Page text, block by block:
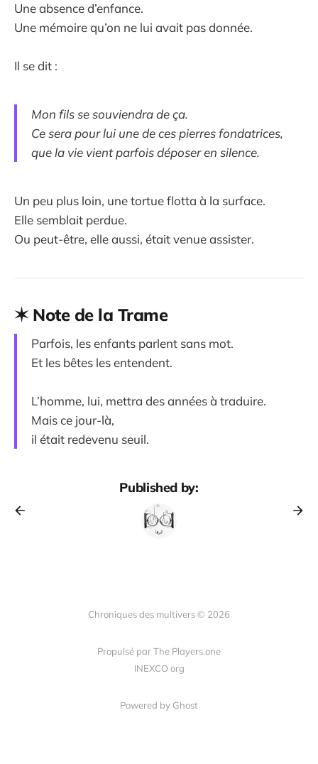
Une absence d’enfance.
Une mémoire qu’on ne lui avait pas donnée.
Il se dit :
Mon fils se souviendra de ça.
Ce sera pour lui une de ces pierres fondatrices,
que la vie vient parfois déposer en silence.
Un peu plus loin, une tortue flotta à la surface.
Elle semblait perdue.
Ou peut-être, elle aussi, était venue assister.
✶ Note de la Trame
Parfois, les enfants parlent sans mot.
Et les bêtes les entendent.
L’homme, lui, mettra des années à traduire.
Mais ce jour-là,
il était redevenu seuil.
Published by:
Chroniques des multivers © 2026
Propulsé par The Players.one
INEXCO org
Powered by Ghost